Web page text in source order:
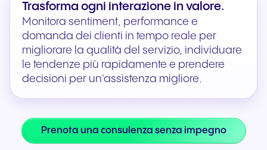
Trasforma ogni interazione in valore.
Monitora sentiment, performance e
domanda dei clienti in tempo reale per
migliorare la qualità del servizio, individuare
le tendenze più rapidamente e prendere
decisioni per un'assistenza migliore.
Prenota una consulenza senza impegno